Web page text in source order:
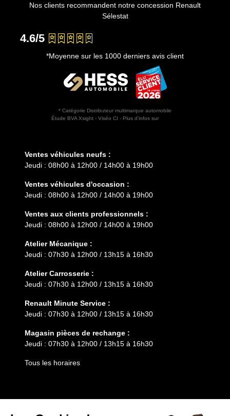
Nos clients recommandent notre concession Renault
Sélestat
4.6/5
*Moyenne sur les 1000 derniers avis client
* Catégorie Distributeur multimarque automobile
Étude BVA Xsight - Viséo CI - Plus d’infos sur
Ventes véhicules neufs :
Jeudi : 08h00 à 12h00 / 14h00 à 19h00
Ventes véhicules d'occasion :
Jeudi : 08h00 à 12h00 / 14h00 à 19h00
Ventes aux clients professionnels :
Jeudi : 08h00 à 12h00 / 14h00 à 19h00
Atelier Mécanique :
Jeudi : 07h30 à 12h00 / 13h15 à 16h30
Atelier Carrosserie :
Jeudi : 07h30 à 12h00 / 13h15 à 16h30
Renault Minute Service :
Jeudi : 07h30 à 12h00 / 13h15 à 16h30
Magasin pièces de rechange :
Jeudi : 07h30 à 12h00 / 13h15 à 16h30
Tous les horaires